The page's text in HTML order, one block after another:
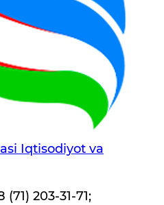
Iqtisodiyot va
(71) 203-31-71;